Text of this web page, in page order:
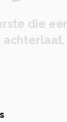
die
achterlaat.